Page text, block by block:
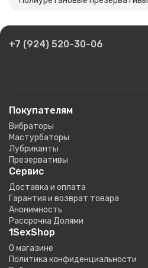
+7 (924) 520-30-06
Покупателям
Вибраторы
Мастурбаторы
Лубриканты
Презервативы
Сервис
Доставка и оплата
Гарантия и возврат товара
Анонимность
Рассрочка Долями
1SexShop
О магазине
Политика конфиденциальности